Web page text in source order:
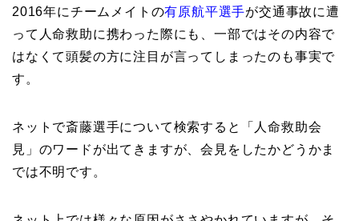
2016年にチームメイトの有原航平選手が交通事故に遭
って人命救助に携わった際にも、一部ではその内容で
はなくて頭髪の方に注目が言ってしまったのも事実で
す。
ネットで斎藤選手について検索すると「人命救助会
見」のワードが出てきますが、会見をしたかどうかま
では不明です。